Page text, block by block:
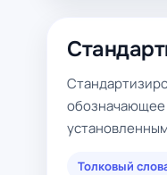
обозначающее
Толковый